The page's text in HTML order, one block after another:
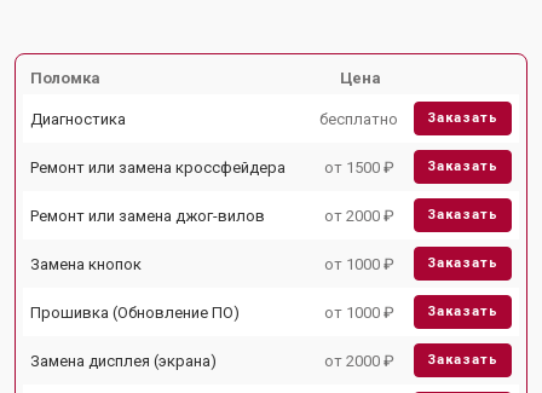
Поломка Цена
Диагностика бесплатно Заказать
Ремонт или замена кроссфейдера от 1500 ₽ Заказать
Ремонт или замена джог-вилов от 2000 ₽ Заказать
Замена кнопок от 1000 ₽ Заказать
Прошивка (Обновление ПО) от 1000 ₽ Заказать
Замена дисплея (экрана) от 2000 ₽ Заказать